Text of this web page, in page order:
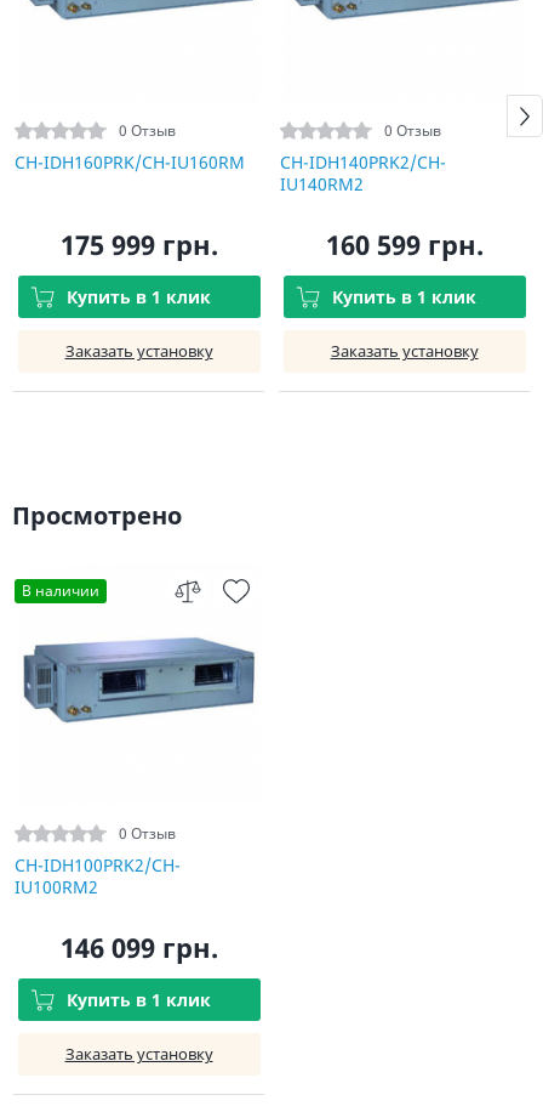
0 Отзыв
CH-IDH160PRK/CH-IU160RM
175 999 грн.
Купить в 1 клик
Заказать установку
0 Отзыв
CH-IDH140PRK2/CH-
IU140RM2
160 599 грн.
Купить в 1 клик
Заказать установку
Просмотрено
В наличии
0 Отзыв
CH-IDH100PRK2/CH-
IU100RM2
146 099 грн.
Купить в 1 клик
Заказать установку